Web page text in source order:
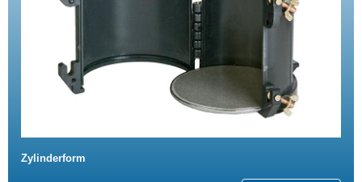
Zylinderform